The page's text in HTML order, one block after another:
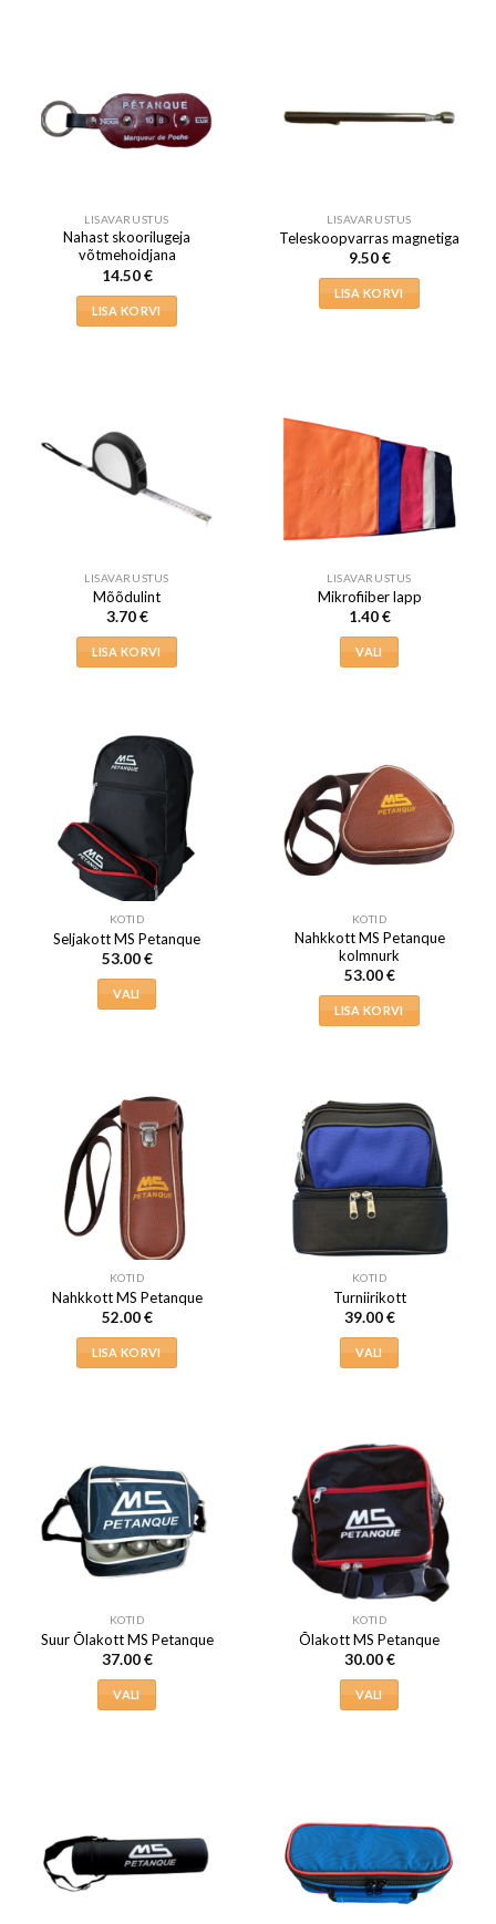
LISAVARUSTUS
Nahast skoorilugeja
võtmehoidjana
14.50€
LISA KORVI
LISAVARUSTUS
Teleskoopvarras magnetiga
9.50€
LISA KORVI
LISAVARUSTUS
Mõõdulint
3.70€
LISA KORVI
LISAVARUSTUS
Mikrofiiber lapp
1.40€
VALI
varianti.
Valikuid
saab
teha
tootelehel.
KOTID
Seljakott MS Petanque
53.00€
VALI
varianti.
Valikuid
saab
teha
tootelehel.
KOTID
Nahkkott MS Petanque
kolmnurk
53.00€
LISA KORVI
KOTID
Nahkkott MS Petanque
52.00€
LISA KORVI
KOTID
Turniirikott
39.00€
VALI
mitu
Valikuid
saab
teha
tootelehel.
KOTID
Suur Õlakott MS Petanque
37.00€
VALI
Valikuid
saab
KOTID
Õlakott MS Petanque
30.00€
VALI
Valikuid
saab
teha
tootelehel.